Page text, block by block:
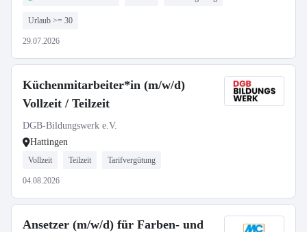
Urlaub >= 30
29.07.2026
Küchenmitarbeiter*in (m/w/d)
Vollzeit / Teilzeit
DGB-Bildungswerk e.V.
Hattingen
Vollzeit Teilzeit Tarifvergütung
04.08.2026
Ansetzer (m/w/d) für Farben- und